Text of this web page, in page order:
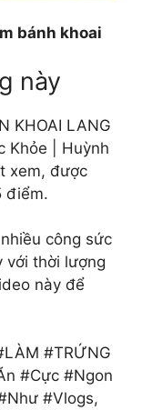
bánh khoai
này
KHOAI LANG
Khỏe | Huỳnh
xem, được
điểm.
công sức
với thời lượng
này để
#TRỨNG
#Cực #Ngon
#Vlogs,